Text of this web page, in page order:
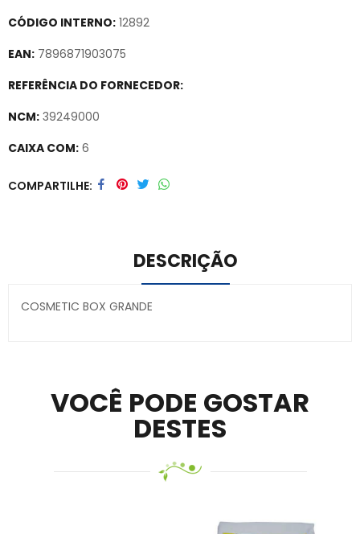
CÓDIGO INTERNO: 12892
EAN: 7896871903075
REFERÊNCIA DO FORNECEDOR:
NCM: 39249000
CAIXA COM: 6
Secure crypto portfolio manager for desktops and mobile –
COMPARTILHE
DESCRIÇÃO
COSMETIC BOX GRANDE
VOCÊ PODE GOSTAR
DESTES